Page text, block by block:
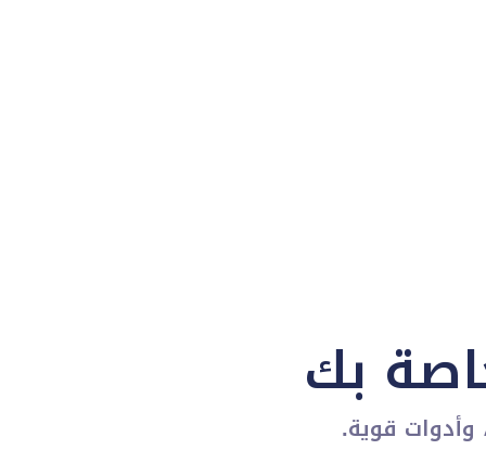
بك
قوية.